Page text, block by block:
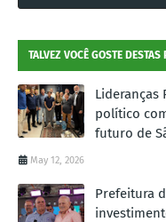
TALVEZ VOCÊ GOSTE DESTAS
Lideranças
político
futuro de
May 12, 2026
Prefeitura